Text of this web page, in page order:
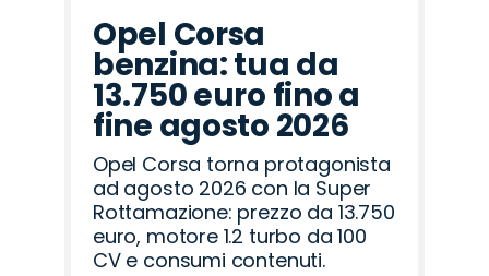
Opel Corsa
benzina: tua da
13.750 euro fino a
fine agosto 2026
Opel Corsa torna protagonista
ad agosto 2026 con la Super
Rottamazione: prezzo da 13.750
euro, motore 1.2 turbo da 100
CV e consumi contenuti.